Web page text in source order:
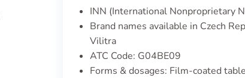
INN (International Nonproprietary
Brand names available in Czech
Vilitra
ATC Code: G04BE09
Forms & dosages: Film-coated